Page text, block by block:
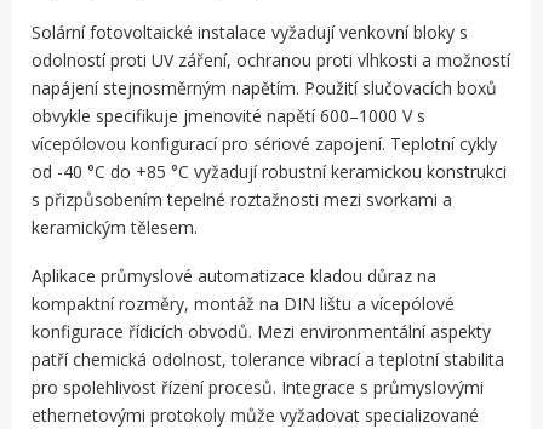
Solární fotovoltaické instalace vyžadují venkovní bloky s
odolností proti UV záření, ochranou proti vlhkosti a možností
napájení stejnosměrným napětím. Použití slučovacích boxů
obvykle specifikuje jmenovité napětí 600–1000 V s
vícepólovou konfigurací pro sériové zapojení. Teplotní cykly
od -40 °C do +85 °C vyžadují robustní keramickou konstrukci
s přizpůsobením tepelné roztažnosti mezi svorkami a
keramickým tělesem.
Aplikace průmyslové automatizace kladou důraz na
kompaktní rozměry, montáž na DIN lištu a vícepólové
konfigurace řídicích obvodů. Mezi environmentální aspekty
patří chemická odolnost, tolerance vibrací a teplotní stabilita
pro spolehlivost řízení procesů. Integrace s průmyslovými
ethernetovými protokoly může vyžadovat specializované